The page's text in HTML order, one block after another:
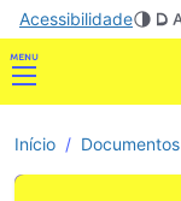
Acessibilidade
Início Documentos